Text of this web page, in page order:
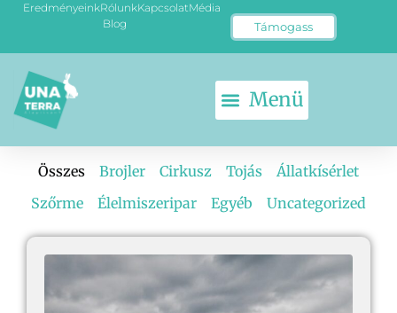
EredményeinkRólunkKapcsolatMédia
Blog
Támogass
Brojler Cirkusz Tojás
Állatkísérlet
Szőrme
Élelmiszeripar Egyéb Uncategorized
Összes